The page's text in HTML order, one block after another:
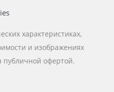
характеристиках,
и изображениях
публичной офертой.